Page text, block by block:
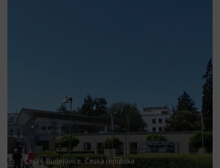
České Budějovice, Česká republika